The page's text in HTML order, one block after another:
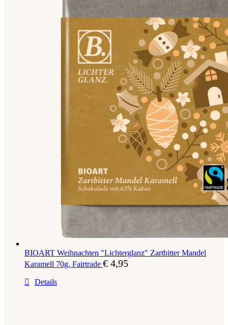
BIOART Weihnachten "Lichterglanz" Zartbitter Mandel
Karamell 70g, Fairtrade € 4,95
Details